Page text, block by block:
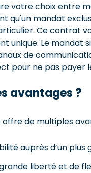
votre choix entre
qu'un mandat
Ce contrat
unique. Le
de
pour ne pas payer
avantages ?
offre de multiples
auprès d’un
liberté et de